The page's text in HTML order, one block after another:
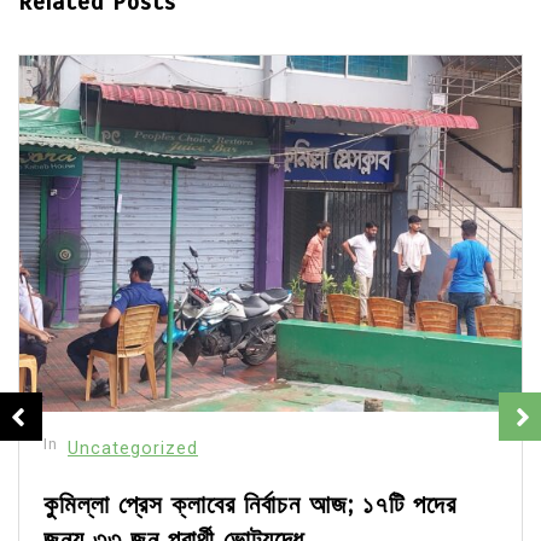
In Uncategorized
কুমিল্লা প্রেস ক্লাবের নির্বাচন আজ; ১৭টি পদের